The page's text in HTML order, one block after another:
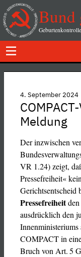
Bund
4. September 2024
Meldung
Der inzwischen
VR 1.24) zeigt,
Pressefreiheit«
Gerichtsentscheid
Pressefreiheitden
ausdrücklich den
Innenministeriums
COMPACT in
Bruch von Art. 5